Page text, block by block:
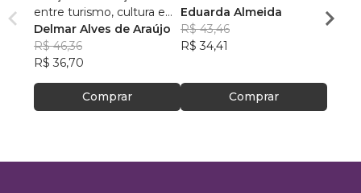
entre turismo, cultura e
ambiente
Delmar Alves de Araújo
R$ 46,36
R$ 36,70
Comprar
Eduarda Almeida
R$ 43,46
R$ 34,41
Comprar
Aulas